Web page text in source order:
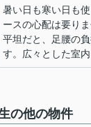
暑い日も寒い日も
ースの心配は要り
平坦だと、足腰の
す。広々とした室
の他の物件